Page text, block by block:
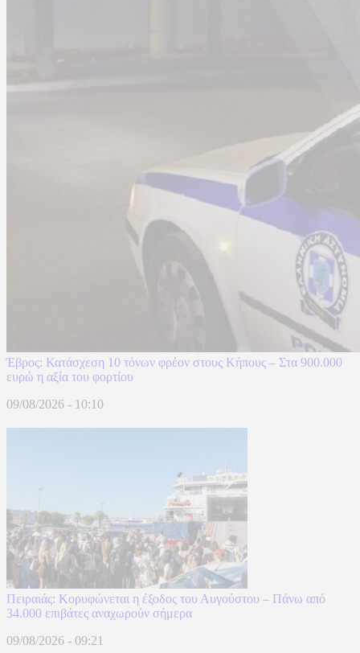
Έβρος: Κατάσχεση 10 τόνων φρέον στους Κήπους – Στα 900.000
ευρώ η αξία του φορτίου
09/08/2026 - 10:10
Πειραιάς: Κορυφώνεται η έξοδος του Αυγούστου – Πάνω από
34.000 επιβάτες αναχωρούν σήμερα
09/08/2026 - 09:21